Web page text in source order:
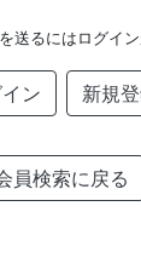
送るにはログイン
ン 新規
員検索に戻る